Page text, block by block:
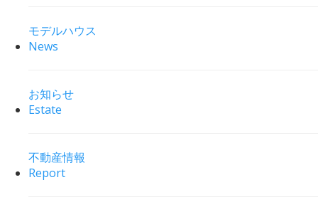
モデルハウス
News
お知らせ
Estate
不動産情報
Report